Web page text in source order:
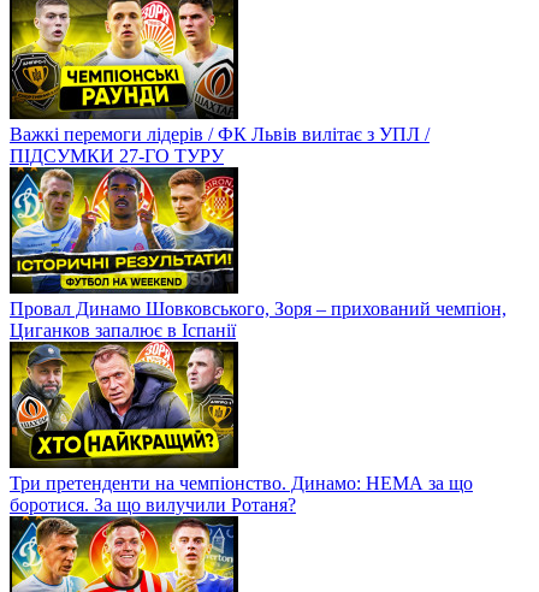
Важкі перемоги лідерів / ФК Львів вилітає з УПЛ /
ПІДСУМКИ 27-ГО ТУРУ
Провал Динамо Шовковського, Зоря – прихований чемпіон,
Циганков запалює в Іспанії
Три претенденти на чемпіонство. Динамо: НЕМА за що
боротися. За що вилучили Ротаня?